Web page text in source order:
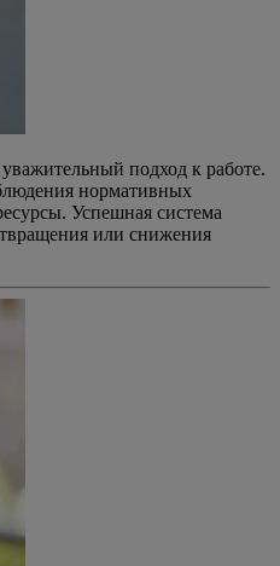
подход к работе.
нормативных
Успешная система
или снижения